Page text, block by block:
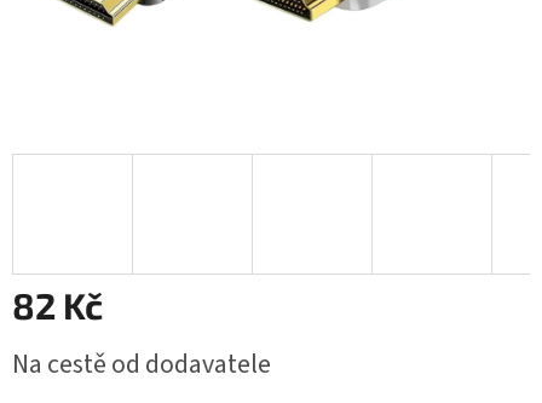
82 Kč
cena:
Na cestě od dodavatele